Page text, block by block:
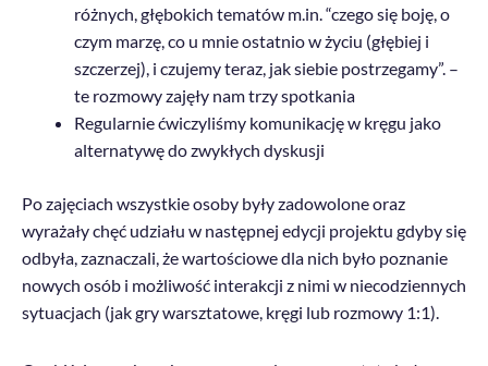
różnych, głębokich tematów m.in. “czego się boję, o
czym marzę, co u mnie ostatnio w życiu (głębiej i
szczerzej), i czujemy teraz, jak siebie postrzegamy”. –
te rozmowy zajęły nam trzy spotkania
Regularnie ćwiczyliśmy komunikację w kręgu jako
alternatywę do zwykłych dyskusji
Po zajęciach wszystkie osoby były zadowolone oraz
wyrażały chęć udziału w następnej edycji projektu gdyby się
odbyła, zaznaczali, że wartościowe dla nich było poznanie
nowych osób i możliwość interakcji z nimi w niecodziennych
sytuacjach (jak gry warsztatowe, kręgi lub rozmowy 1:1).